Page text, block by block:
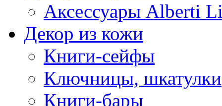
Аксессуары Alberti
Декор из кожи
Книги-сейфы
Ключницы, шкатулки
Книги-бары